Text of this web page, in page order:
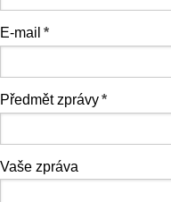
E-mail *
Předmět zprávy*
Vaše zpráva